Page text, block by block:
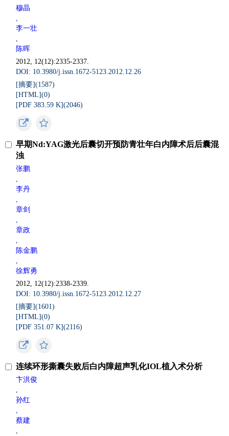
穆晶
,
李一壮
,
陈晖
2012, 12(12):2335-2337.
DOI: 10.3980/j.issn.1672-5123.2012.12.26
[摘要](1587)
[HTML](0)
[PDF 383.59 K](2046)
早期Nd:YAG激光后囊切开预防青壮年白内障术后后囊混
浊
张鹏
,
李丹
,
章剑
,
章政
,
陈金鹏
,
徐辉勇
2012, 12(12):2338-2339.
DOI: 10.3980/j.issn.1672-5123.2012.12.27
[摘要](1601)
[HTML](0)
[PDF 351.07 K](2116)
连续环形撕囊失败后白内障超声乳化IOL植入术分析
卞洪俊
,
孙红
,
蔡建
,